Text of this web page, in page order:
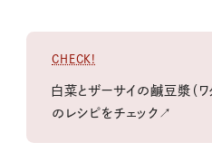
CHECK!
白菜とザーサイの鹹豆漿（ワ
のレシピをチェック↗